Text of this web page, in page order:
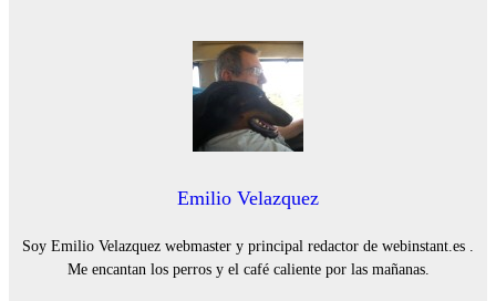
Emilio Velazquez
Soy Emilio Velazquez webmaster y principal redactor de webinstant.es .
Me encantan los perros y el café caliente por las mañanas.